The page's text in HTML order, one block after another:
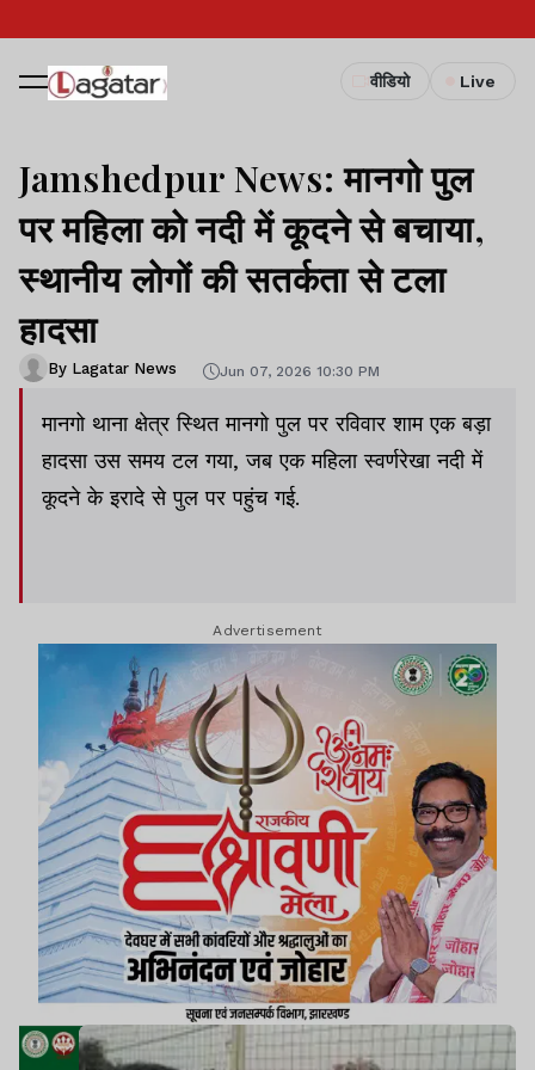
वीडियो Live
Jamshedpur News: मानगो पुल
पर महिला को नदी में कूदने से बचाया,
स्थानीय लोगों की सतर्कता से टला
हादसा
By Lagatar News Jun 07, 2026 10:30 PM
मानगो थाना क्षेत्र स्थित मानगो पुल पर रविवार शाम एक बड़ा
हादसा उस समय टल गया, जब एक महिला स्वर्णरेखा नदी में
कूदने के इरादे से पुल पर पहुंच गई.
Advertisement